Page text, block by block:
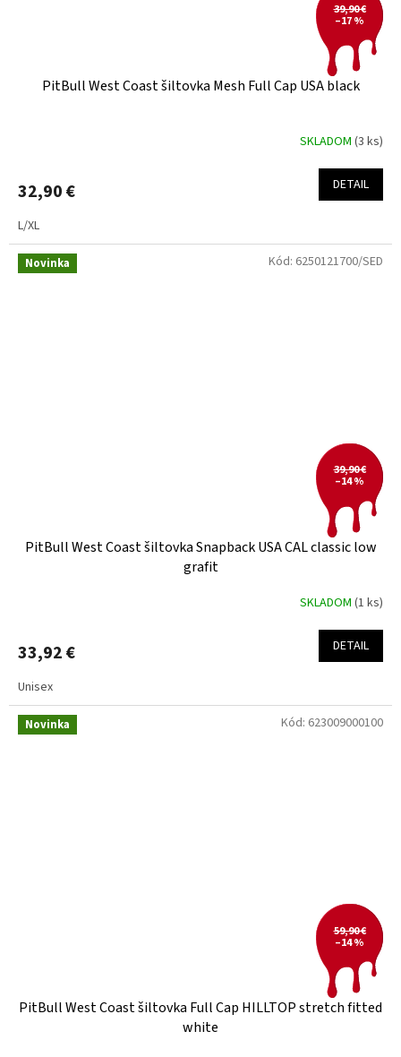
39,90 €
–17 %
PitBull West Coast šiltovka Mesh Full Cap USA black
SKLADOM (3 ks)
32,90 € DETAIL
L/XL
Novinka
39,90 €
–14 %
PitBull West Coast šiltovka Snapback USA CAL classic low
grafit
SKLADOM (1 ks)
33,92 € DETAIL
Unisex
Kód: 6250121700/SED
Novinka
59,90 €
–14 %
PitBull West Coast šiltovka Full Cap HILLTOP stretch fitted
white
Kód: 623009000100